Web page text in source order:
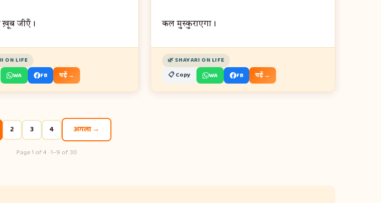
ख़ूब जीएँ।
ON LIFE
WA FB पढ़ें →
कल मुस्कुराएगा।
🌿 SHAYARI ON LIFE
📋 Copy WA FB पढ़ें →
2 3 4 अगला →
Page 1 of 4 · 1–9 of 30